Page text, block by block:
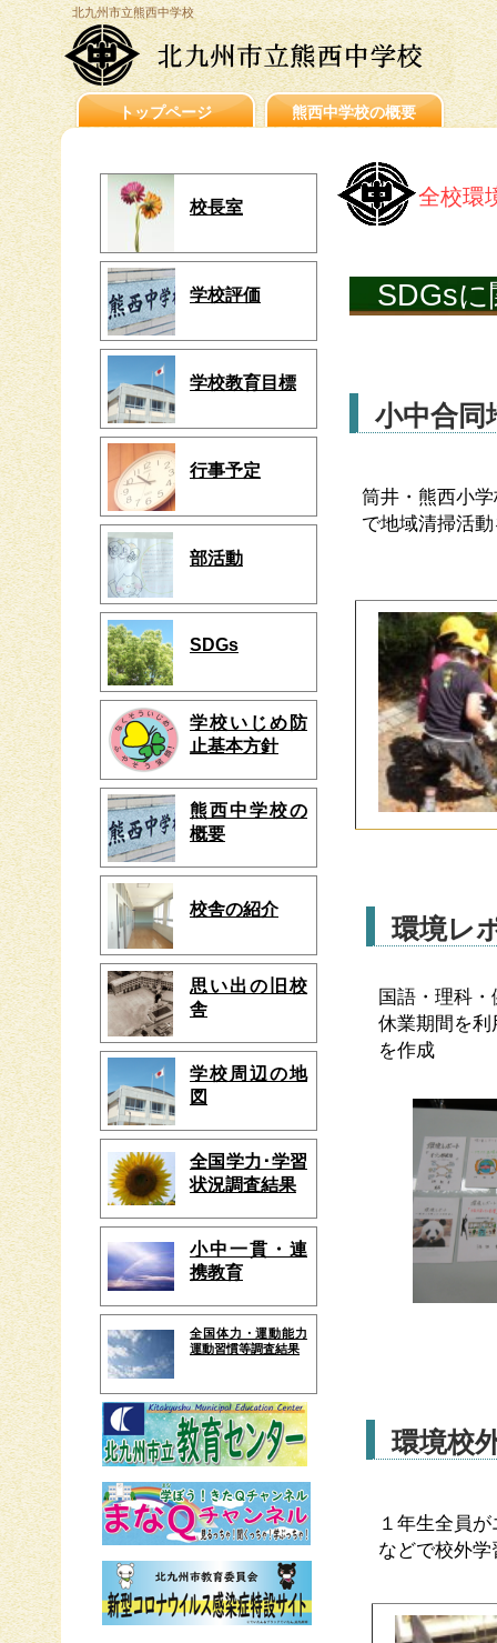
北九州市立熊西中学校
全校環
SDGs
小中合同
筒井・熊西小
で地域清掃活
環境レ
国語・理科
休業期間を
を作成
環境校
１年生全員
などで校外学
トップページ 熊西中学校の概要
校長室
学校評価
学校教育目標
行事予定
部活動
SDGs
学校いじめ防
止基本方針
熊西中学校の
概要
校舎の紹介
思い出の旧校
舎
学校周辺の地
図
全国学力･学習
状況調査結果
小中一貫・連
携教育
全国体力・運動能力
運動習慣等調査結果